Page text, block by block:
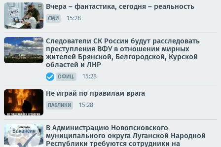
Вчера – фантастика, сегодня – реальность
СМИ 15:28
Следователи СК России будут расследовать
преступления ВФУ в отношении мирных
жителей Брянской, Белгородской, Курской
областей и ЛНР
ОФИЦ. 15:28
Не играй по правилам врага
ПАБЛИКИ 15:28
В Администрацию Новопсковского
муниципального округа Луганской Народной
Республики требуются сотрудники на